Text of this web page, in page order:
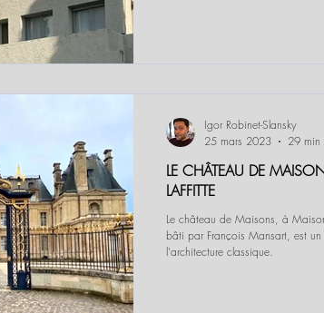
LE CHÂTEAU DE
LAFFITTE
Le château de Maisons, à
bâti par François Mansart, est
l'architecture classique.
Igor Robinet-Slansky
25 mars 2023
29 min